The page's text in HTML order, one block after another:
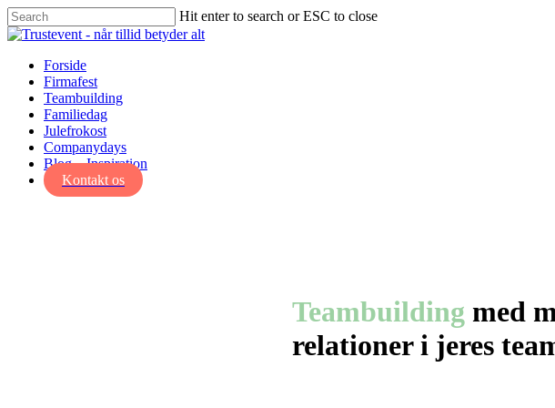
Skip
to
content
Hit enter to search or ESC to close
Close
Menu
Forside
Firmafest
Teambuilding
Familiedag
Julefrokost
Companydays
Blog – Inspiration
Kontakt os
Teambuilding med
relationer i jeres